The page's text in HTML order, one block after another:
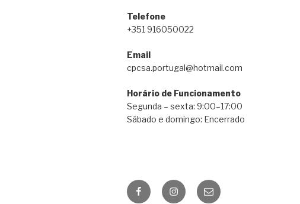
Telefone
+351 916050022
Email
cpcsa.portugal@hotmail.com
Horário de Funcionamento
Segunda – sexta: 9:00–17:00
Sábado e domingo: Encerrado
FacebookInstagramEmail